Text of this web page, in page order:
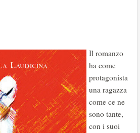
Il romanzo
ha come
protagonista
una ragazza
come ce ne
sono tante,
con i suoi